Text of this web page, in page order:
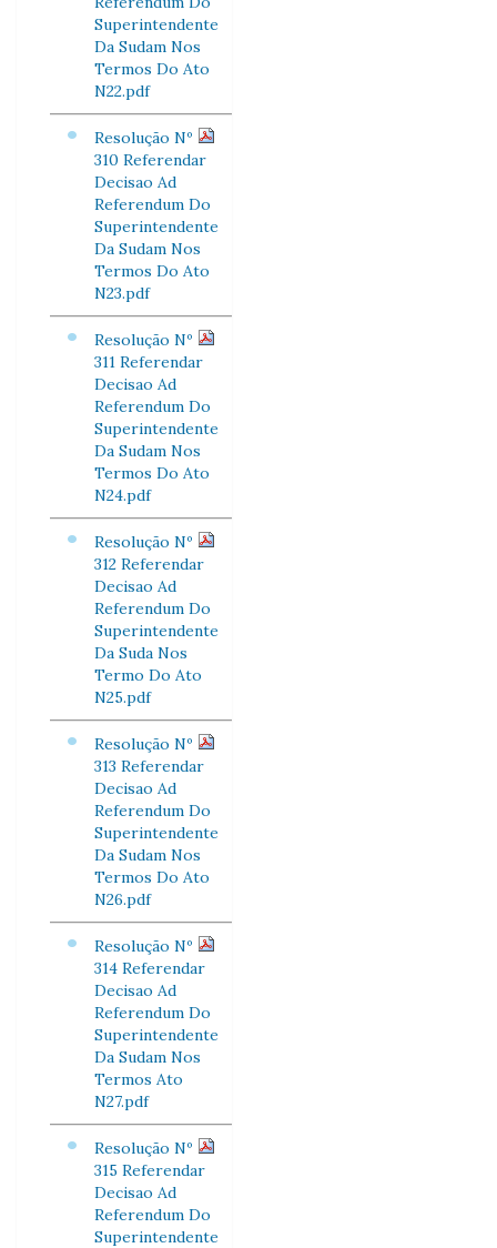
Superintendente
Da Sudam Nos
Termos Do Ato
N22.pdf
Resolução Nº
310 Referendar
Decisao Ad
Referendum Do
Superintendente
Da Sudam Nos
Termos Do Ato
N23.pdf
Resolução Nº
311 Referendar
Decisao Ad
Referendum Do
Superintendente
Da Sudam Nos
Termos Do Ato
N24.pdf
Resolução Nº
312 Referendar
Decisao Ad
Referendum Do
Superintendente
Da Suda Nos
Termo Do Ato
N25.pdf
Resolução Nº
313 Referendar
Decisao Ad
Referendum Do
Superintendente
Da Sudam Nos
Termos Do Ato
N26.pdf
Resolução Nº
314 Referendar
Decisao Ad
Referendum Do
Superintendente
Da Sudam Nos
Termos Ato
N27.pdf
Resolução Nº
315 Referendar
Decisao Ad
Referendum Do
Superintendente